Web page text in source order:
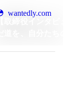
wantedly.com